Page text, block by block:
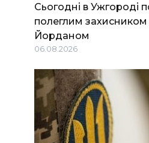
Сьогодні в Ужгороді
полеглим
Йорданом
06.08.2026